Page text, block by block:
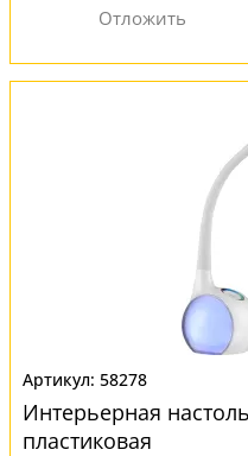
58278
Интерьерная
пластиковая